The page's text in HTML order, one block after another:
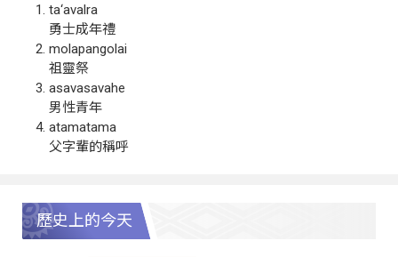
ta‘avalra
勇士成年禮
molapangolai
祖靈祭
asavasavahe
男性青年
atamatama
父字輩的稱呼
歷史上的今天